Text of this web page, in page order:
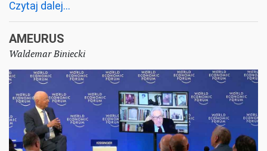
Czytaj dalej...
AMEURUS
Waldemar Biniecki